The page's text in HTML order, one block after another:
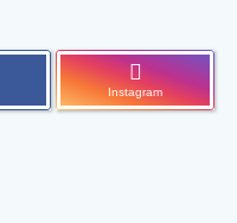
Instagram